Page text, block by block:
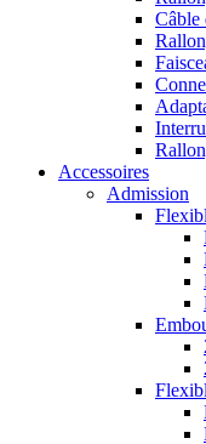
Câble
Accessoires
Admission